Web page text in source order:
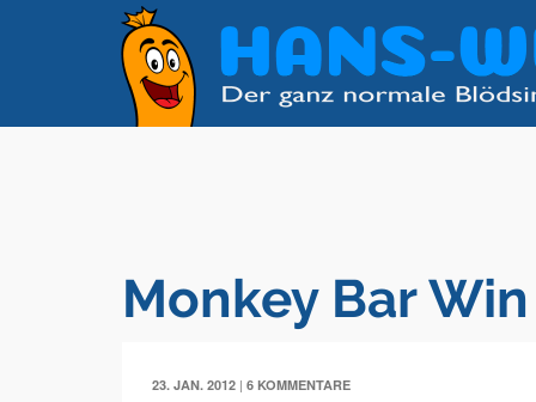
Monkey Bar Win
23. JAN. 2012 | 6 KOMMENTARE